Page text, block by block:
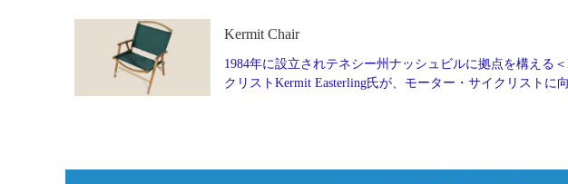
Kermit Chair
1984年に設立されテネシー州ナッシュビルに拠点を構える
クリストKermit Easterling氏が、モーター・サイクリストに